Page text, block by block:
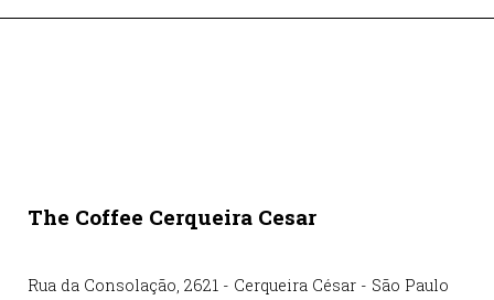
The Coffee Cerqueira Cesar
Rua da Consolação, 2621 - Cerqueira César - São Paulo